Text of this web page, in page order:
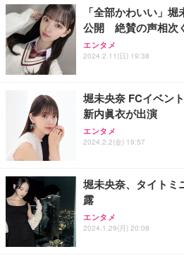
「全部かわいい」
公開 絶賛の声相次
エンタメ
2024.2.11(日) 19:38
堀未央奈 FCイベン
新内眞衣が出演
エンタメ
2024.2.2(金) 19:57
堀未央奈、タイトミ
露
エンタメ
2024.1.29(月) 20:08